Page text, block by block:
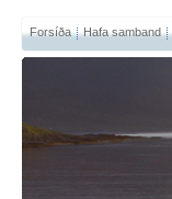
Forsíða Hafa samband